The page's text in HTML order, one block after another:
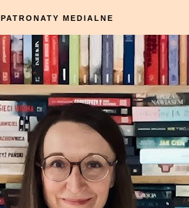
PATRONATY MEDIALNE